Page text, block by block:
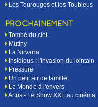
Les Tourouges et les Toubleus
PROCHAINEMENT
Tombé du ciel
Mutiny
La Nirvana
Insidious : l'invasion du lointain
Pressure
Un petit air de famille
Le Monde à l'envers
Artus - Le Show XXL au cinéma